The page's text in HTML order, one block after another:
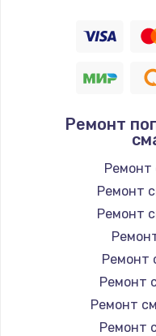
Ремонт
Ремонт
Ремонт
Ремонт
Ремонт
Ремонт
Ремонт
Ремонт